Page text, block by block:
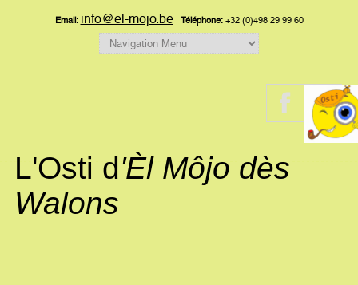
Email: info@el-mojo.be| Téléphone:+32 (0)498 29 99 60
L'Osti d'Èl Môjo dès
Walons